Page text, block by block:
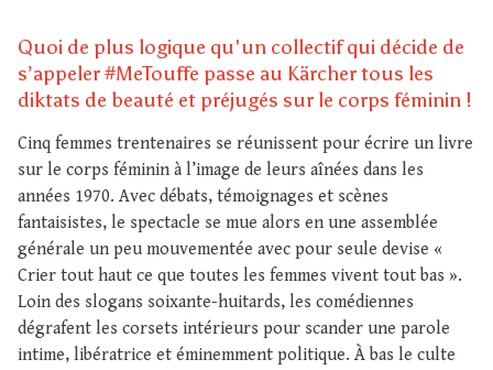
Quoi de plus logique qu'un collectif qui décide de
s’appeler #MeTouffe passe au Kärcher tous les
diktats de beauté et préjugés sur le corps féminin !
Cinq femmes trentenaires se réunissent pour écrire un livre
sur le corps féminin à l’image de leurs aînées dans les
années 1970. Avec débats, témoignages et scènes
fantaisistes, le spectacle se mue alors en une assemblée
générale un peu mouvementée avec pour seule devise «
Crier tout haut ce que toutes les femmes vivent tout bas ».
Loin des slogans soixante-huitards, les comédiennes
dégrafent les corsets intérieurs pour scander une parole
intime, libératrice et éminemment politique. À bas le culte